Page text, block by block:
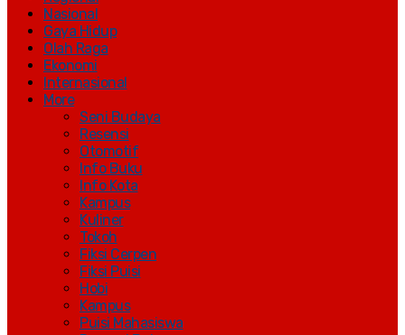
Nasional
Gaya Hidup
Olah Raga
Ekonomi
Internasional
More
Seni Budaya
Resensi
Otomotif
Info Buku
Info Kota
Kampus
Kuliner
Tokoh
Fiksi Cerpen
Fiksi Puisi
Hobi
Kampus
Puisi Mahasiswa